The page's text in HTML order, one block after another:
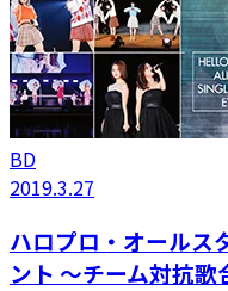
BD
2019.3.27
ハロプロ・オールス
ント ～チーム対抗歌